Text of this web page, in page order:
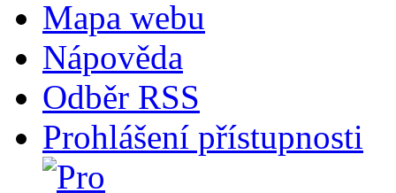
Mapa webu
Nápověda
Odběr RSS
Prohlášení přístupnosti